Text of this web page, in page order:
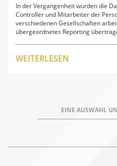
In der Vergangenheit wurden die
Controller und Mitarbeiter der
verschiedenen Gesellschaften
übergeordnetes Reporting
WEITERLESEN
EINE AUSWAHL